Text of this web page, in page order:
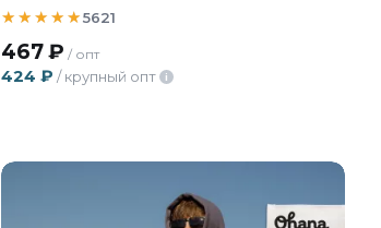
5621
467₽ / опт
424 ₽ / крупный опт i